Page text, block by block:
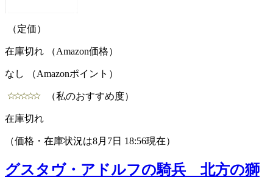
（定価）
在庫切れ （Amazon価格）
なし （Amazonポイント）
（私のおすすめ度）
在庫切れ
（価格・在庫状況は8月7日 18:56現在）
グスタヴ・アドルフの騎兵 北方の獅